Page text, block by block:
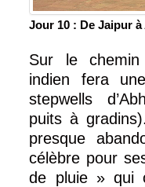
Jour 10 : De Jaipur
Sur le chemin
indien fera
stepwells
puits à
presque
célèbre pour
de pluie » qui